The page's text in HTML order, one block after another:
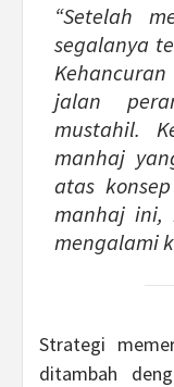
“Setelah
segalanya
jalan
mustahil.
manhaj
atas
manhaj ini,
mengalami
Strategi
ditambah